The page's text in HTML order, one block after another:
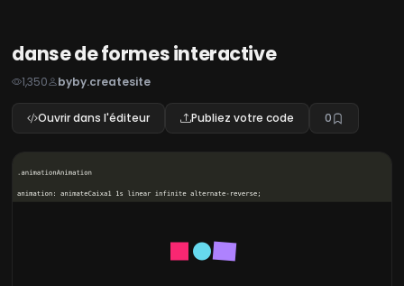
danse de formes interactive
1,350 byby.createsite
Ouvrir dans l'éditeur Publiez votre code 0